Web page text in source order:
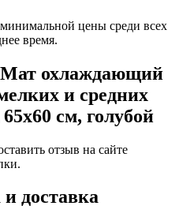
цены среди всех
время.
охлаждающий
и средних
см, голубой
отзыв на сайте
доставка